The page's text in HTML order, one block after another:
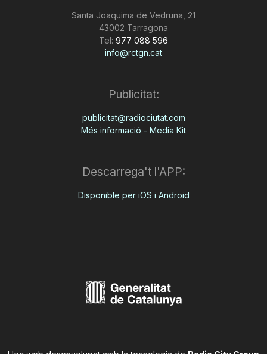
Santa Joaquima de Vedruna, 21
43002 Tarragona
Tel: 977 088 596
info@rctgn.cat
Publicitat:
publicitat@radiociutat.com
Més informació - Media Kit
Descarrega't l'APP:
Disponible per iOS i Android